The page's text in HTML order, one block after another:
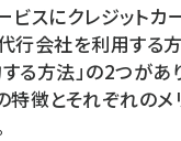
(2429)
ビスにクレジットカ
行会社を利用する方
る方法」の2つがあ
徴とそれぞれのメ